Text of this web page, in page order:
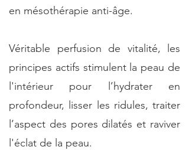
en mésothérapie anti-âge.
Véritable perfusion de vitalité, les
principes actifs stimulent la peau de
l'intérieur pour l’hydrater en
profondeur, lisser les ridules, traiter
l’aspect des pores dilatés et raviver
l'éclat de la peau.